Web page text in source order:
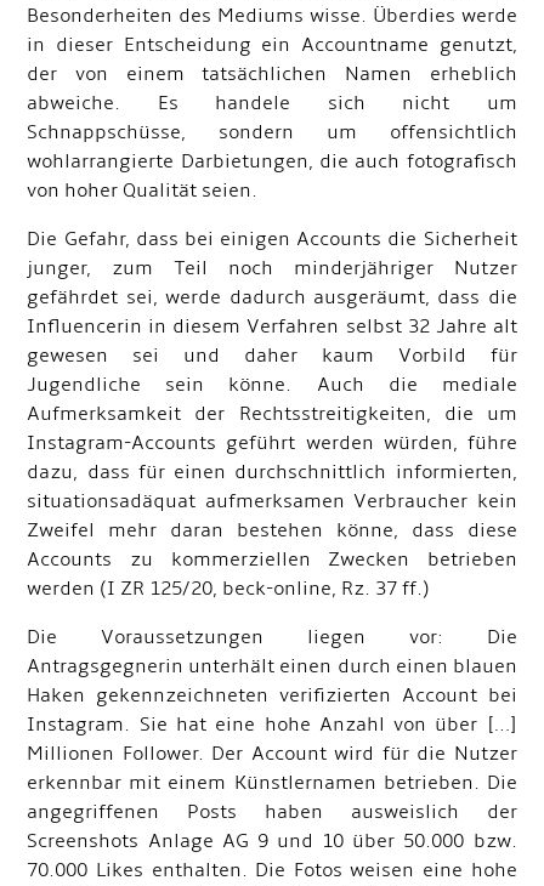
Besonderheiten des Mediums wisse. Überdies werde
in dieser Entscheidung ein Accountname genutzt,
der von einem tatsächlichen Namen erheblich
abweiche. Es handele sich nicht um
Schnappschüsse, sondern um offensichtlich
wohlarrangierte Darbietungen, die auch fotografisch
von hoher Qualität seien.
Die Gefahr, dass bei einigen Accounts die Sicherheit
junger, zum Teil noch minderjähriger Nutzer
gefährdet sei, werde dadurch ausgeräumt, dass die
Influencerin in diesem Verfahren selbst 32 Jahre alt
gewesen sei und daher kaum Vorbild für
Jugendliche sein könne. Auch die mediale
Aufmerksamkeit der Rechtsstreitigkeiten, die um
Instagram-Accounts geführt werden würden, führe
dazu, dass für einen durchschnittlich informierten,
situationsadäquat aufmerksamen Verbraucher kein
Zweifel mehr daran bestehen könne, dass diese
Accounts zu kommerziellen Zwecken betrieben
werden (I ZR 125/20, beck-online, Rz. 37 ff.)
Die Voraussetzungen liegen vor: Die
Antragsgegnerin unterhält einen durch einen blauen
Haken gekennzeichneten verifizierten Account bei
Instagram. Sie hat eine hohe Anzahl von über […]
Millionen Follower. Der Account wird für die Nutzer
erkennbar mit einem Künstlernamen betrieben. Die
angegriffenen Posts haben ausweislich der
Screenshots Anlage AG 9 und 10 über 50.000 bzw.
70.000 Likes enthalten. Die Fotos weisen eine hohe